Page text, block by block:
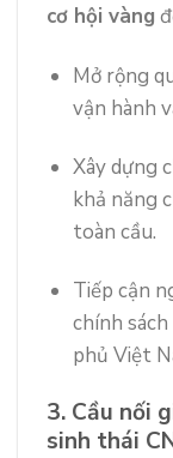
cơ hội vàng
Mở rộng
vận hành
Xây dựng
khả năng
toàn cầu.
Tiếp cận
chính
phủ Việt
3. Cầu nối
sinh thái